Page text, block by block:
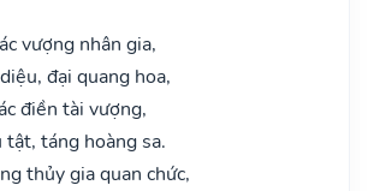
vượng nhân gia,
đại quang hoa,
điền tài vượng,
tật, táng hoàng sa.
thủy gia quan chức,